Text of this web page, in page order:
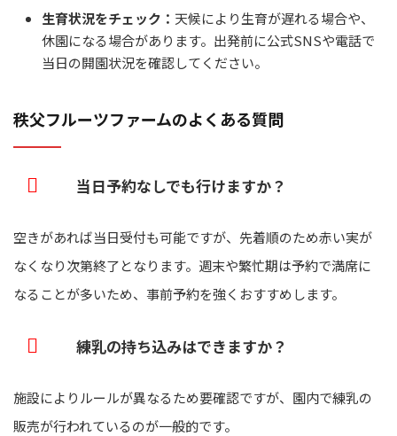
生育状況をチェック： 天候により生育が遅れる場合や、
休園になる場合があります。出発前に公式SNSや電話で
当日の開園状況を確認してください。
秩父フルーツファームのよくある質問
当日予約なしでも行けますか？
空きがあれば当日受付も可能ですが、先着順のため赤い実が
なくなり次第終了となります。週末や繁忙期は予約で満席に
なることが多いため、事前予約を強くおすすめします。
練乳の持ち込みはできますか？
施設によりルールが異なるため要確認ですが、園内で練乳の
販売が行われているのが一般的です。